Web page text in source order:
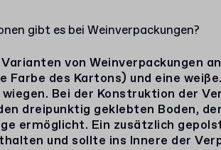
gibt es bei Weinverpackungen?
von Weinverpackungen
Farbe des Kartons) und eine
Bei der Konstruktion der
dreipunktig geklebten Boden,
ermöglicht. Ein zusätzlich
und sollte ins Innere der